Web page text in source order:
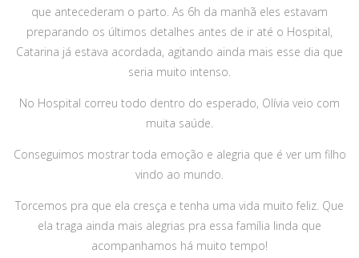
que antecederam o parto. As 6h da manhã eles estavam
preparando os últimos detalhes antes de ir até o Hospital,
Catarina já estava acordada, agitando ainda mais esse dia que
seria muito intenso.
No Hospital correu todo dentro do esperado, Olívia veio com
muita saúde.
Conseguimos mostrar toda emoção e alegria que é ver um filho
vindo ao mundo.
Torcemos pra que ela cresça e tenha uma vida muito feliz. Que
ela traga ainda mais alegrias pra essa família linda que
acompanhamos há muito tempo!